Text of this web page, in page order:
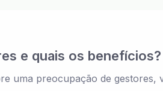
e quais os benefícios?
uma preocupação de gestores,